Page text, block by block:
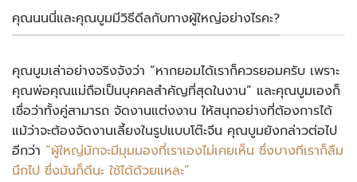
คุณนนนี่และคุณบูมมีวิธีดีลกับทางผู้ใหญ่อย่างไรคะ?
คุณบูมเล่าอย่างจริงจังว่า “หากยอมได้เราก็ควรยอมครับ เพราะ
คุณพ่อคุณแม่ถือเป็นบุคคลสำคัญที่สุดในงาน” และคุณบูมเองก็
เชื่อว่าทั้งคู่สามารถ จัดงานแต่งงาน ให้สนุกอย่างที่ต้องการได้
แม้ว่าจะต้องจัดงานเลี้ยงในรูปแบบโต๊ะจีน คุณบูมยังกล่าวต่อไป
อีกว่า “ผู้ใหญ่มักจะมีมุมมองที่เราเองไม่เคยเห็น ซึ่งบางทีเราก็ลืม
นึกไป ซึ่งมันก็ดีนะ ใช้ได้ด้วยแหละ”